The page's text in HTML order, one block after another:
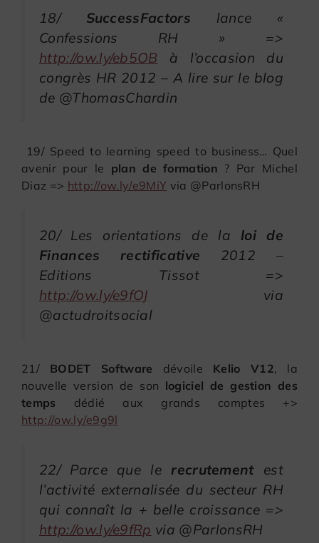
18/ SuccessFactors lance «
Confessions RH » =>
http://ow.ly/eb5OB à l’occasion du
congrès HR 2012 – A lire sur le blog
de @ThomasChardin
19/ Speed to learning speed to business… Quel
avenir pour le plan de formation ? Par Michel
Diaz => http://ow.ly/e9MiY via @ParlonsRH
20/ Les orientations de la loi de
Finances rectificative 2012 –
Editions Tissot =>
http://ow.ly/e9fOJ via
@actudroitsocial
21/ BODET Software dévoile Kelio V12, la
nouvelle version de son logiciel de gestion des
temps dédié aux grands comptes +>
http://ow.ly/e9g9l
22/ Parce que lerecrutementest
l’activité externalisée du secteur RH
qui connaît la + belle croissance =>
http://ow.ly/e9fRp via @ParlonsRH